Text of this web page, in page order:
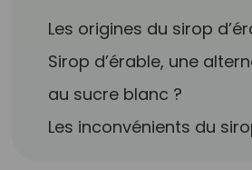
Les origines du sirop
Sirop d’érable, une
au sucre blanc ?
Les inconvénients du